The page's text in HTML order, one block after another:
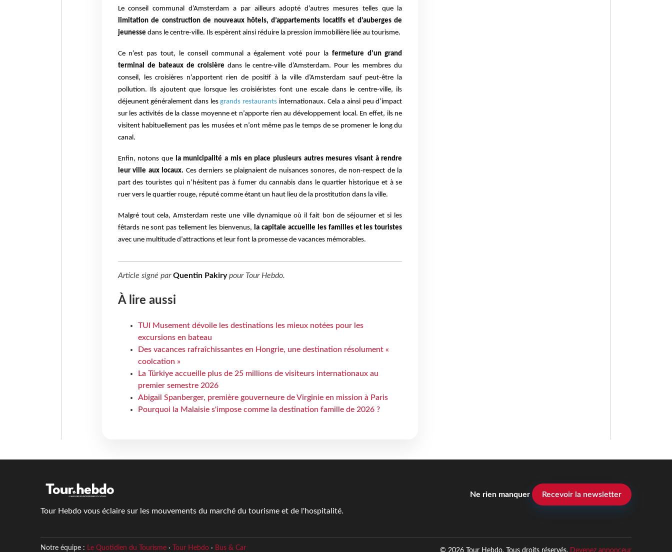
Le conseil communal d’Amsterdam a par ailleurs adopté d’autres mesures telles que la
limitation de construction de nouveaux hôtels, d’appartements locatifs et d’auberges de
jeunesse dans le centre-ville. Ils espèrent ainsi réduire la pression immobilière liée au tourisme.
Ce n’est pas tout, le conseil communal a également voté pour la fermeture d’un grand
terminal de bateaux de croisière dans le centre-ville d’Amsterdam. Pour les membres du
conseil, les croisières n’apportent rien de positif à la ville d’Amsterdam sauf peut-être la
pollution. Ils ajoutent que lorsque les croisiéristes font une escale dans le centre-ville, ils
déjeunent généralement dans lesgrands restaurants internationaux. Cela a ainsi peu d’impact
sur les activités de la classe moyenne et n’apporte rien au développement local. En effet, ils ne
visitent habituellement pas les musées et n’ont même pas le temps de se promener le long du
canal.
Enfin, notons que la municipalité a mis en place plusieurs autres mesures visant à rendre
leur ville aux locaux. Ces derniers se plaignaient de nuisances sonores, de non-respect de la
part des touristes qui n’hésitent pas à fumer du cannabis dans le quartier historique et à se
ruer vers le quartier rouge, réputé comme étant un haut lieu de la prostitution dans la ville.
Malgré tout cela, Amsterdam reste une ville dynamique où il fait bon de séjourner et si les
fêtards ne sont pas tellement les bienvenus, la capitale accueille les familles et les touristes
avec une multitude d’attractions et leur font la promesse de vacances mémorables.
Article signé parQuentin Pakirypour Tour Hebdo.
À lire aussi
TUI Musement dévoile les destinations les mieux notées pour les
excursions en bateau
Des vacances rafraîchissantes en Hongrie, une destination résolument «
coolcation »
La Türkiye accueille plus de 25 millions de visiteurs internationaux au
premier semestre 2026
Abigail Spanberger, première gouverneure de Virginie en mission à Paris
Pourquoi la Malaisie s'impose comme la destination famille de 2026 ?
Tour Hebdo vous éclaire sur les mouvements du marché du tourisme et de l'hospitalité.
Ne rien manquer Recevoir la newsletter
Notre équipe : Le Quotidien du Tourisme· Tour Hebdo· Bus & Car © 2026 Tour Hebdo. Tous droits réservés. Devenez annonceur